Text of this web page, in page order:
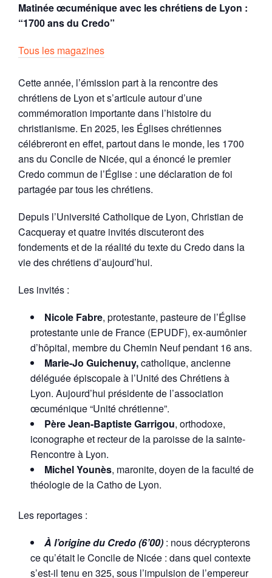
Matinée œcuménique avec les chrétiens de Lyon :
“1700 ans du Credo”
Tous les magazines
Cette année, l’émission part à la rencontre des
chrétiens de Lyon et s’articule autour d’une
commémoration importante dans l’histoire du
christianisme. En 2025, les Églises chrétiennes
célébreront en effet, partout dans le monde, les 1700
ans du Concile de Nicée, qui a énoncé le premier
Credo commun de l’Église : une déclaration de foi
partagée par tous les chrétiens.
Depuis l’Université Catholique de Lyon, Christian de
Cacqueray et quatre invités discuteront des
fondements et de la réalité du texte du Credo dans la
vie des chrétiens d’aujourd’hui.
Les invités :
Nicole Fabre, protestante, pasteure de l’Église
protestante unie de France (EPUDF), ex-aumônier
d’hôpital, membre du Chemin Neuf pendant 16 ans.
Marie-Jo Guichenuy,catholique, ancienne
déléguée épiscopale à l’Unité des Chrétiens à
Lyon. Aujourd’hui présidente de l’association
œcuménique “Unité chrétienne”.
Père Jean-Baptiste Garrigou, orthodoxe,
iconographe et recteur de la paroisse de la sainte-
Rencontre à Lyon.
Michel Younès, maronite, doyen de la faculté de
théologie de la Catho de Lyon.
Les reportages :
À l’origine du Credo (6’00) : nous décrypterons
ce qu’était le Concile de Nicée : dans quel contexte
s’est-il tenu en 325, sous l’impulsion de l’empereur